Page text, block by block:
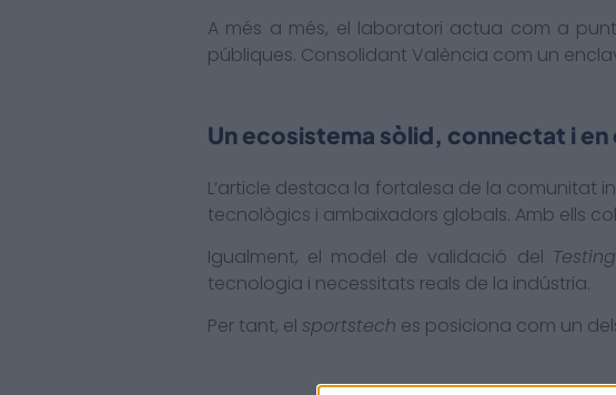
A més a més, el laboratori actua com a
públiques. Consolidant València com un
Un ecosistema sòlid, connectat i en
L’article destaca la fortalesa de la comunitat
tecnològics i ambaixadors globals. Amb ells
Igualment, el model de validació del
tecnologia i necessitats reals de la indústria.
Per tant, el sportstech es posiciona com un